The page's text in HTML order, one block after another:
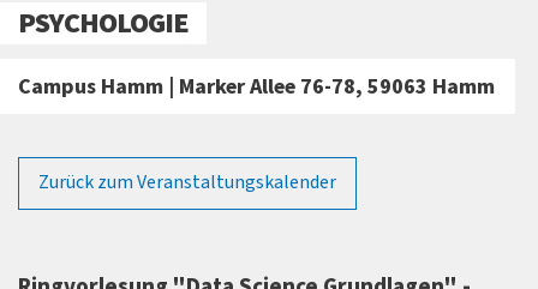
PSYCHOLOGIE
Campus Hamm | Marker Allee 76-78, 59063 Hamm
Zurück zum Veranstaltungskalender